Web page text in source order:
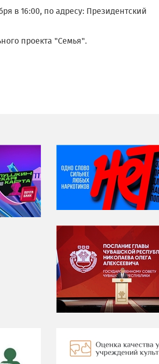
в 16:00, по адресу: Президентский
проекта "Семья".
НИ ДНЯ БЕЗ ДАТЫ...
06 августа
Яков Яковлевич
Вебер